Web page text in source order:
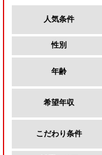
人気条件
性別
年齢
希望年収
こだわり条件